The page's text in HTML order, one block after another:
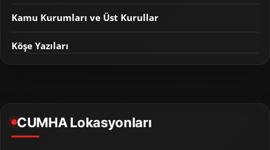
Kamu Kurumları ve Üst Kurullar
Köşe Yazıları
CUMHA Lokasyonları